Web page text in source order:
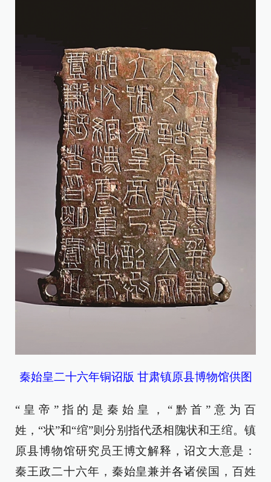
秦始皇二十六年铜诏版 甘肃镇原县博物馆供图
“皇帝”指的是秦始皇，“黔首”意为百
姓，“状”和“绾”则分别指代丞相隗状和王绾。镇
原县博物馆研究员王博文解释，诏文大意是：
秦王政二十六年，秦始皇兼并各诸侯国，百姓